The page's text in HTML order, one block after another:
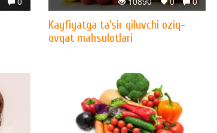
Kayfiyatga ta’sir qiluvchi oziq-
ovqat mahsulotlari